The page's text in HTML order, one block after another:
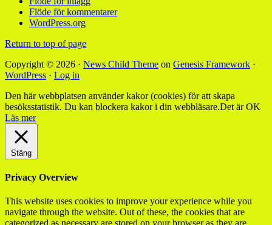
Flöde för kommentarer
WordPress.org
Return to top of page
Copyright © 2026 · News Child Theme on Genesis Framework ·
WordPress · Log in
Den här webbplatsen använder kakor (cookies) för att skapa
besöksstatistik. Du kan blockera kakor i din webbläsare.Det är OK
Läs mer
Stäng
Privacy Overview
This website uses cookies to improve your experience while you
navigate through the website. Out of these, the cookies that are
categorized as necessary are stored on your browser as they are